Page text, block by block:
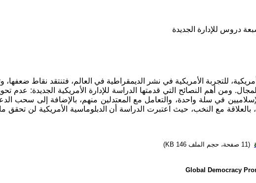
للتجربة الأمريكية في نشر الديمقراطية في العالم، فتنتقد نقاط
ومن أهم النصائح التي قدمتها الدراسة للإدارة الأمريكية الجديدة: عدم
في سلة واحدة، والتعامل مع المعتدلين منهم، بالإضافة إلى سحب
بالعلاقة مع النخب، حيث اعتبرت الدراسة أن الدبلوماسية الأمريكية لن
(11 صفحة، حجم الملف 146 KB)